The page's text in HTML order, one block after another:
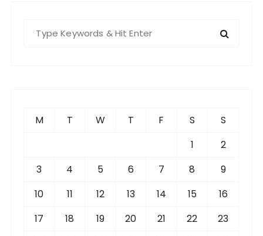
M T W T F S
S
1
2
3
4 5 6 7 8
9
10
11 12 13 14 15
16
17
18 19 20 21 22
23